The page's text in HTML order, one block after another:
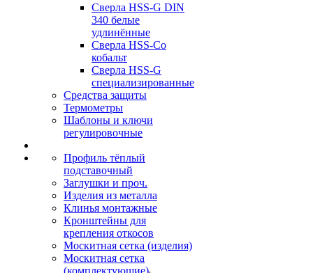
Сверла HSS-G DIN
340 белые
удлинённые
Сверла HSS-Co
кобальт
Сверла HSS-G
специализированные
Средства защиты
Термометры
Шаблоны и ключи
регулировочные
Профиль тёплый
подставочный
Заглушки и проч.
Изделия из металла
Клинья монтажные
Кронштейны для
крепления откосов
Москитная сетка (изделия)
Москитная сетка
(комплектующие)